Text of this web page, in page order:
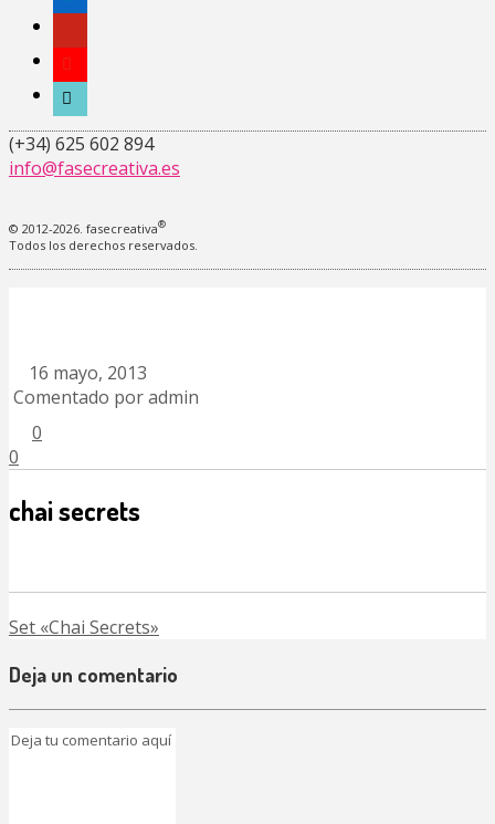
pinterest
youtube
tiktok
(+34) 625 602 894
info@fasecreativa.es
© 2012-2026. fasecreativa®
Todos los derechos reservados.
16 mayo, 2013
Comentado por admin
0
0
chai secrets
Set «Chai Secrets»
Deja un comentario